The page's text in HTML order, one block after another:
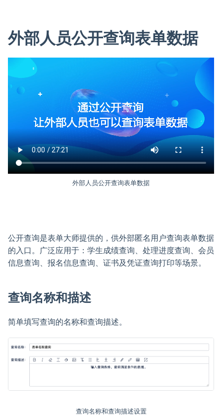
外部人员公开查询表单数据
外部人员公开查询表单数据
公开查询是表单大师提供的，供外部匿名用户查询表单数据
的入口。广泛应用于：学生成绩查询、处理进度查询、会员
信息查询、报名信息查询、证书及凭证查询打印等场景。
查询名称和描述
简单填写查询的名称和查询描述。
查询名称和查询描述设置